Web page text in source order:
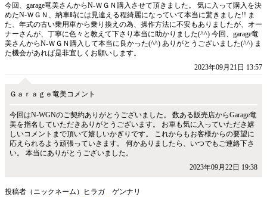
今回、garage竜美さんからN-ＷＧＮ購入させて頂きました。 気に入って購入を決
めたN-ＷＧＮ、納車時には見違える程綺麗になっていて本当に驚きました!! ま
た、年式の古い乗用車から乗り換えの為、操作方法に不安もありましたが、オー
ナーさんが、丁寧に色々と教えて下さり本当に助かりました(^^) 今回、garage竜
美さんからN-ＷＧＮ購入して本当に良かった(^^) ありがとうございました(^^) ま
た機会があれば是非宜しくお願いします。
2023年09月21日 13:57
Ｇａｒａｇｅ竜美コメント
今回はN-WGNのご契約ありがとうございました。 数ある販売店からGarage竜
美を指名していただきありがとうございます。 お車も気に入っていただき嬉
しいコメントまで頂いて嬉しいかぎりです。 これからもお客様からの要望に
応えられるよう頑張っていきます。 何かありましたら、いつでもご連絡下さ
い。 本当にありがとうございました。
2023年09月22日 19:38
投稿者（ニックネーム）ヒラガ ゲンナリ